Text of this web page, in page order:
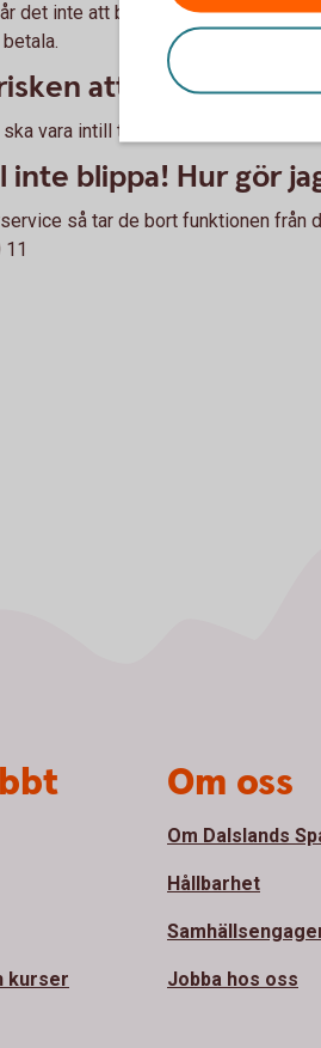
det inte att blippa överallt. Leta
att jag blippar
vara intill terminalen för att
inte blippa! Hur gör
så tar de bort funktionen från
11
kurser
Om oss
Om Dalslands
Hållbarhet
Jobba hos oss